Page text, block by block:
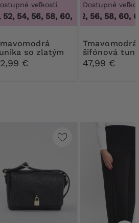
veľkosti
54, 56, 58, 60, 62, 64,48, 50,
so zlatým
€
Dostupné
50, 52, 56, 58, 60,
Tmavomodrá
šifónová
47,99 €